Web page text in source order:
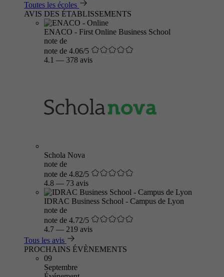
Toutes les écoles
AVIS DES ÉTABLISSEMENTS
ENACO - First Online Business School
note de
note de 4.06/5
4.1 — 378 avis
Schola Nova
note de
note de 4.82/5
4.8 — 73 avis
IDRAC Business School - Campus de Lyon
note de
note de 4.72/5
4.7 — 219 avis
Tous les avis
PROCHAINS ÉVÈNEMENTS
09
Septembre